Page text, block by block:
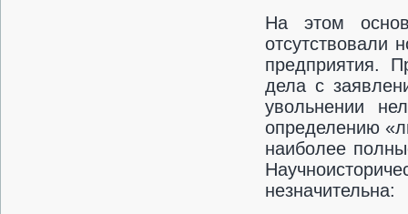
На этом
отсутствовали
предприятия.
дела с
увольнении
определению
наиболее
незначительна: